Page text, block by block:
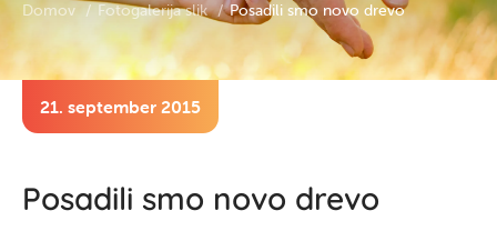
Domov Fotogalerija slik Posadili smo novo drevo
21. september 2015
Posadili smo novo drevo